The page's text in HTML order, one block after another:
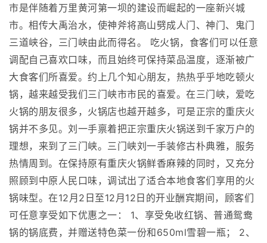
市是伴随着万里黄河第一坝的建设而崛起的一座新兴城
市。相传大禹治水，使神斧将高山劈成人门、神门、鬼门
三道峡谷，三门峡由此而得名。 吃火锅，食客们可以任意
调配自己喜欢口味，而且始终可保持菜品温度，逐渐被广
大食客们所喜爱。约上几个知心朋友，热热乎乎地吃顿火
锅，越来越受我们三门峡市市民的喜爱。在三门峡，爱吃
火锅的朋友很多，火锅店也越开越多，可是正宗的重庆火
锅并不多见。刘一手禀着把正宗重庆火锅送到千家万户的
理想，来到了三门峡。三门峡刘一手装修古朴典雅，服务
热情周到。在保持原有重庆火锅鲜香麻辣的同时，又充分
照顾到中原人民口味，调试出了适合本地食客们享用的火
锅味型。在12月2日至12月12日的开业酬宾期间，顾客们
可任意享受如下优惠之一： 1、享受免收红锅、普通鸳鸯
锅的锅底费，并赠送特色菜一份和650ml雪碧一瓶； 2、